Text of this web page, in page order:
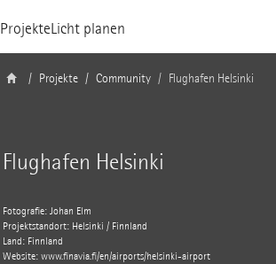
ProjekteLicht planen
Projekte Community Flughafen Helsinki
Flughafen Helsinki
Fotografie: Johan Elm
Projektstandort: Helsinki / Finnland
Land: Finnland
Website: www.finavia.fi/en/airports/helsinki-airport